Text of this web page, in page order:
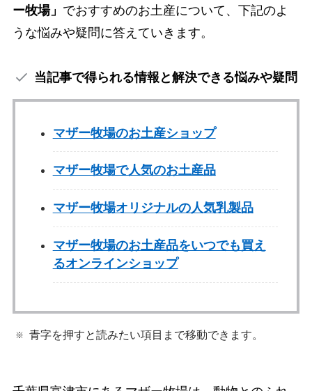
ー牧場」 でおすすめのお土産について、下記のよ
うな悩みや疑問に答えていきます。
当記事で得られる情報と解決できる悩みや疑問
マザー牧場のお土産ショップ
マザー牧場で人気のお土産品
マザー牧場オリジナルの人気乳製品
マザー牧場のお土産品をいつでも買え
るオンラインショップ
青字を押すと読みたい項目まで移動できます。